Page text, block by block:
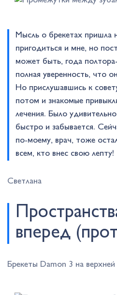
Мысль о брекетах пришла
пригодиться и мне, но
может быть, года
полная уверенность, что
Но прислушавшись к
потом и знакомые
лечения. Было
быстро и забывается.
по-моему, врач, тоже
всем, кто внес свою лепту!
Светлана
вперед
Брекеты Damon 3 на